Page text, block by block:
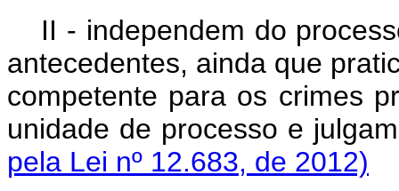
II - independem do
antecedentes, ainda que
competente para os crimes
unidade de processo e
pela Lei nº 12.683, de 2012)